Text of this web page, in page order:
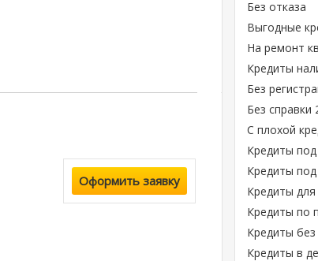
Оформить заявку
Без отказа
Выгодные
На ремонт
Кредиты
Без
Без
С плохой
Кредиты
Кредиты
Кредиты
Кредиты по
Кредиты без
Кредиты в